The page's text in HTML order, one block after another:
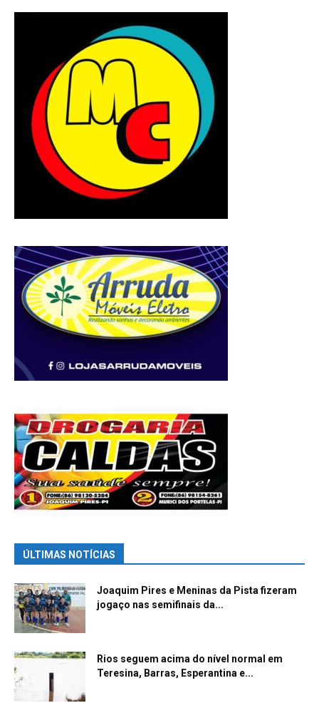
ÚLTIMAS NOTÍCIAS
Joaquim Pires e Meninas da Pista fizeram
jogaço nas semifinais da...
Rios seguem acima do nível normal em
Teresina, Barras, Esperantina e...